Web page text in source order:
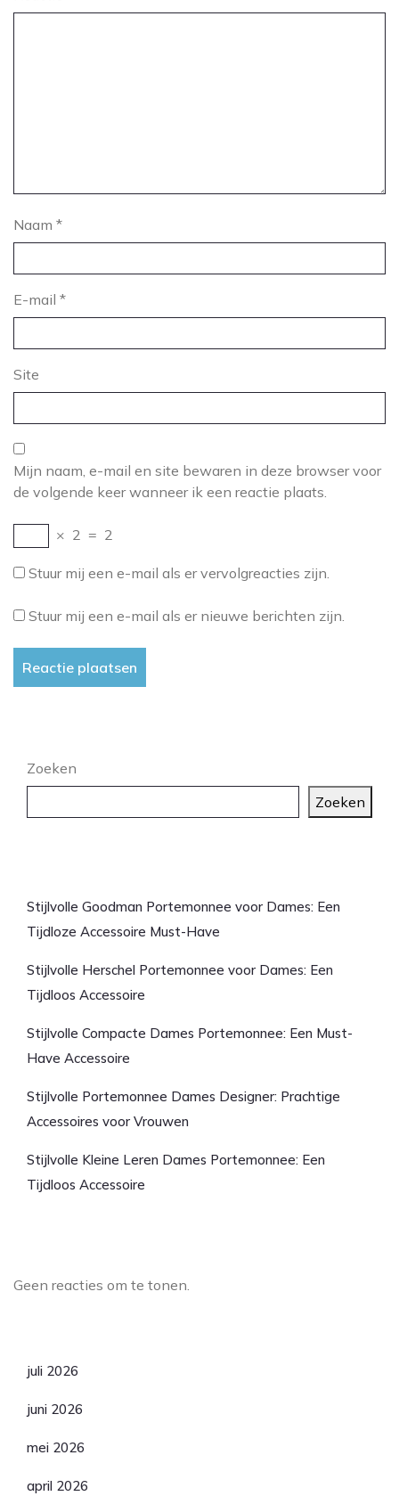
Naam *
E-mail *
Site
Mijn naam, e-mail en site bewaren in deze browser voor
de volgende keer wanneer ik een reactie plaats.
× 2 = 2
Stuur mij een e-mail als er vervolgreacties zijn.
Stuur mij een e-mail als er nieuwe berichten zijn.
Zoeken
Zoeken
Stijlvolle Goodman Portemonnee voor Dames: Een
Tijdloze Accessoire Must-Have
Stijlvolle Herschel Portemonnee voor Dames: Een
Tijdloos Accessoire
Stijlvolle Compacte Dames Portemonnee: Een Must-
Have Accessoire
Stijlvolle Portemonnee Dames Designer: Prachtige
Accessoires voor Vrouwen
Stijlvolle Kleine Leren Dames Portemonnee: Een
Tijdloos Accessoire
Geen reacties om te tonen.
juli 2026
juni 2026
mei 2026
april 2026